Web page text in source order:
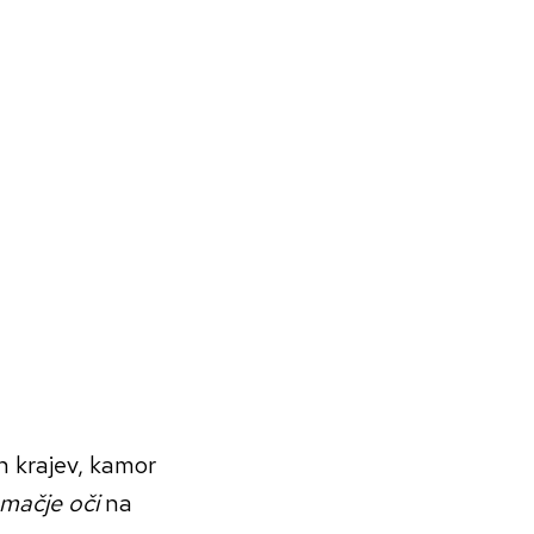
krajev, kamor
očina